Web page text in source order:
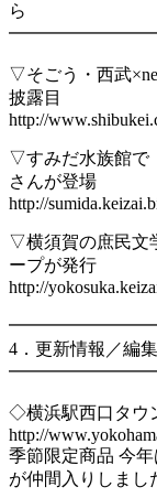
ら
▽そごう・西武
披露目
http://
▽すみだ水族館で
さんが登場
http://
▽横須賀の庶民文
ープが発行
http://
4．更新情報／編
◇横浜駅西口タウ
http://
季節限定商品 今
が仲間入りしまし